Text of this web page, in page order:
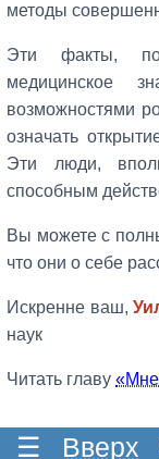
методы
Эти факты, по-
медицинское
возможностями
означать
Эти люди,
способным
Вы можете с
что они о себе
Искренне ваш,
наук
Читать главу
☰ Вверх